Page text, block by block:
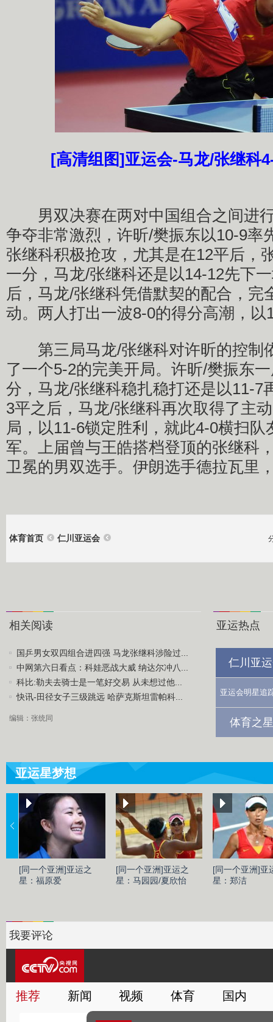
[高清组图]亚运会-马龙/张继科
男双决赛在两对中国组合之间进
争夺非常激烈，许昕/樊振东以10-9率
张继科积极抢攻，尤其是在12平后，
一分，马龙/张继科还是以14-12先下
后，马龙/张继科凭借默契的配合，完
动。两人打出一波8-0的得分高潮，以
第三局马龙/张继科对许昕的控制
了一个5-2的完美开局。许昕/樊振东
分，马龙/张继科稳扎稳打还是以11-7
3平之后，马龙/张继科再次取得了主
局，以11-6锁定胜利，就此4-0横扫队
军。上届曾与王皓搭档登顶的张继科
卫冕的男双选手。伊朗选手德拉瓦里
体育首页 仁川亚运会
相关阅读
国乒男女双四组合进四强 马龙张继科涉险过...
中网第六日看点：科娃恶战大威 纳达尔冲八...
科比:勒夫去骑士是一笔好交易 从未想过他...
快讯-田径女子三级跳远 哈萨克斯坦雷帕科...
编辑：张统同
亚运热点
仁川亚
亚运会明星追
体育之
亚运星梦想
[同一个亚洲]亚运之
星：福原爱
[同一个亚洲]亚运之
星：马园园/夏欣怡
[同一个亚洲]亚
星：郑洁
我要评论